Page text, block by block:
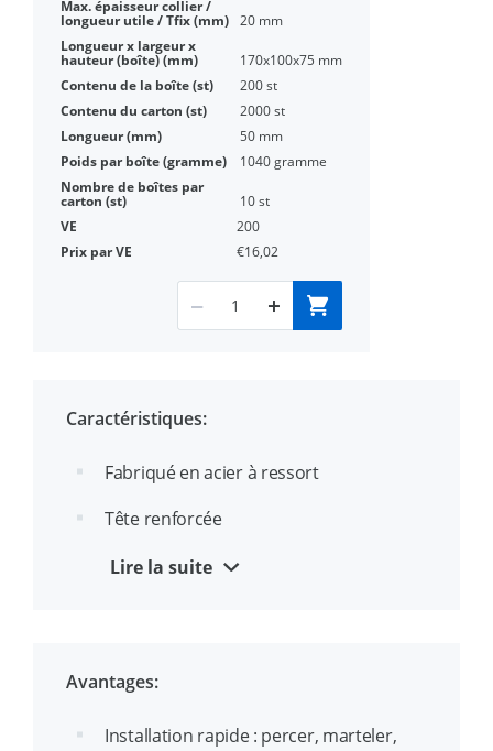
20 mm
170x100x75 mm
200 st
2000 st
50 mm
1040 gramme
10 st
200
€16,02
Caractéristiques:
Fabriqué en acier à ressort
Tête renforcée
Devant effilé
Lire la suite
Avantages:
Installation rapide : percer, marteler,